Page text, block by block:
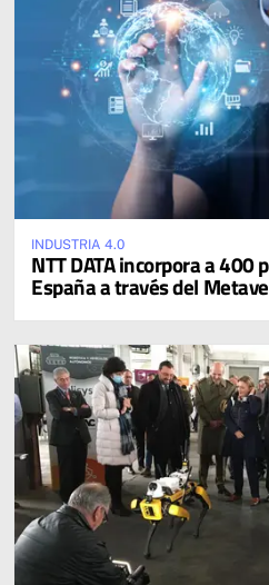
INDUSTRIA 4.0
NTT DATA incorpora a 400
España a través del